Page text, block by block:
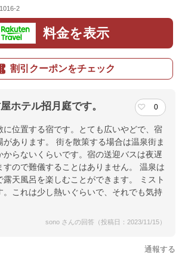
2
料金を表示
割引クーポンをチェック
ホテル招月庭です。 0
に位置する宿です。とても広いやどで、宿
があります。 街を散策する場合は温泉街ま
からないくらいです。宿の送迎バスは夜遅
すので難儀することはありません。 温泉は
露天風呂を楽しむことができます。 ミスト
。これは少し熱いぐらいで、それでも気持
sono さんの回答（投稿日：2023/11/15）
通報する